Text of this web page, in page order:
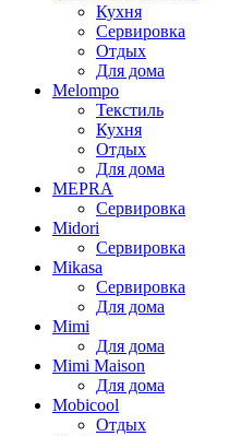
Кухня
Сервировка
Отдых
Для дома
Melompo
Текстиль
Кухня
Отдых
Для дома
MEPRA
Сервировка
Midori
Сервировка
Mikasa
Сервировка
Для дома
Mimi
Для дома
Mimi Maison
Для дома
Mobicool
Отдых